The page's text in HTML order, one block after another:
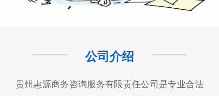
公司介绍
贵州惠源商务咨询服务有限责任公司是专业合法